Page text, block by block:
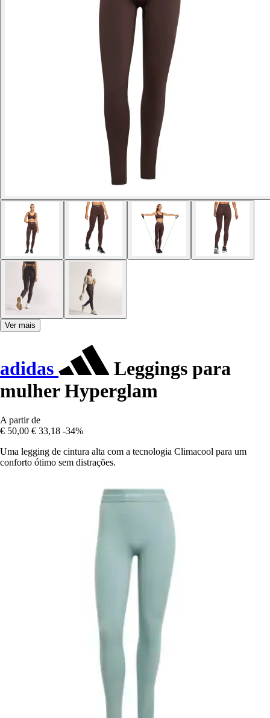
Ver mais
adidas
Leggings para
mulher Hyperglam
A partir de
€ 50,00 € 33,18 -34%
Uma legging de cintura alta com a tecnologia Climacool para um
conforto ótimo sem distrações.